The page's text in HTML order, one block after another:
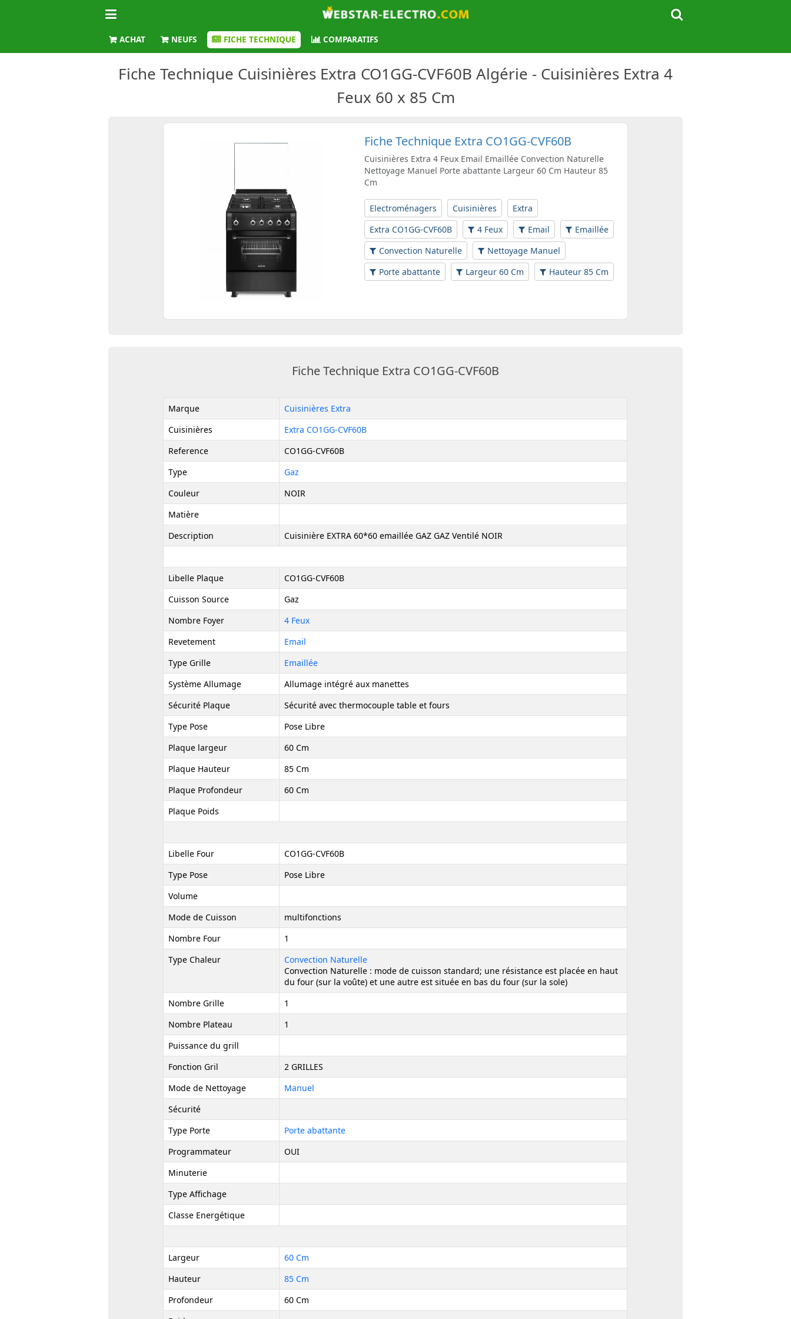
ACHAT NEUFS FICHE TECHNIQUE COMPARATIFS
Fiche Technique Cuisinières Extra CO1GG-CVF60B Algérie - Cuisinières Extra 4
Feux 60 x 85 Cm
Fiche Technique Extra CO1GG-CVF60B
Cuisinières Extra 4 Feux Email Emaillée Convection Naturelle
Nettoyage Manuel Porte abattante Largeur 60 Cm Hauteur 85
Cm
Electroménagers Cuisinières
Extra
Extra CO1GG-CVF60B
4 Feux Email
Emaillée
Convection Naturelle
Nettoyage Manuel
Porte abattante
Largeur 60 Cm Hauteur 85 Cm
Fiche Technique Extra CO1GG-CVF60B
Marque
Cuisinières Extra
Cuisinières
Extra CO1GG-CVF60B
Reference
CO1GG-CVF60B
Type
Gaz
Couleur
NOIR
Matière
Description
Cuisinière EXTRA 60*60 emaillée GAZ GAZ Ventilé NOIR
Libelle Plaque
CO1GG-CVF60B
Cuisson Source
Gaz
Nombre Foyer
4 Feux
Revetement
Email
Type Grille
Emaillée
Système Allumage
Allumage intégré aux manettes
Sécurité Plaque
Sécurité avec thermocouple table et fours
Type Pose
Pose Libre
Plaque largeur
60 Cm
Plaque Hauteur
85 Cm
Plaque Profondeur
60 Cm
Plaque Poids
Libelle Four
CO1GG-CVF60B
Type Pose
Pose Libre
Volume
Mode de Cuisson
multifonctions
Nombre Four
1
Type Chaleur
Convection Naturelle
Convection Naturelle : mode de cuisson standard; une résistance est placée en haut
du four (sur la voûte) et une autre est située en bas du four (sur la sole)
Nombre Grille
1
Nombre Plateau
1
Puissance du grill
Fonction Gril
2 GRILLES
Mode de Nettoyage
Manuel
Sécurité
Type Porte
Porte abattante
Programmateur
OUI
Minuterie
Type Affichage
Classe Energétique
Largeur
60 Cm
Hauteur
85 Cm
Profondeur
60 Cm